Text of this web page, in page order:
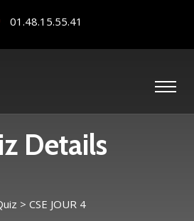
01.48.15.55.41
Details
> CSE JOUR 4